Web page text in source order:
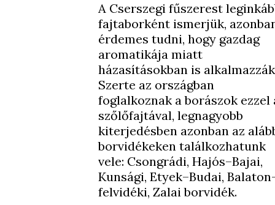
A Cserszegi fűszerest
fajtaborként ismerjük,
érdemes tudni, hogy gazdag
aromatikája miatt
házasításokban is
Szerte az országban
foglalkoznak a borászok ezzel
szőlőfajtával, legnagyobb
kiterjedésben azonban az
borvidékeken találkozhatunk
vele: Csongrádi, Hajós–Bajai,
Kunsági, Etyek–Budai,
felvidéki, Zalai borvidék.